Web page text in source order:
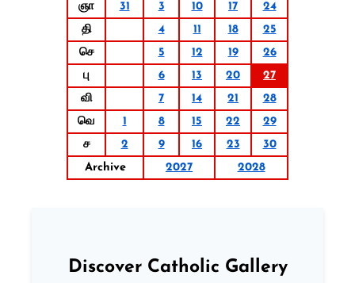
ஞா
31 3 10 17
24
தி
4 11 18
25
செ
5 12 19
26
பு
6 13 20
27
வி
7 14 21
28
வெ
1 8 15 22
29
ச
2 9 16 23
30
Archive
2027 2028
Discover Catholic Gallery